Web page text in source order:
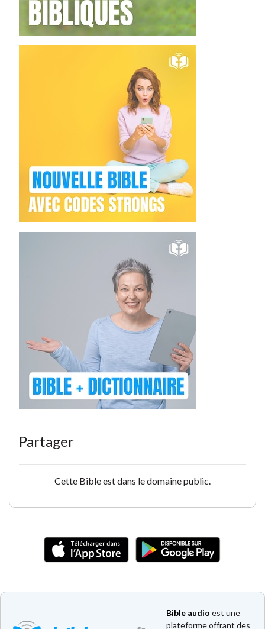
Partager
Cette Bible est dans le domaine public.
Bible audio est une
plateforme offrant des